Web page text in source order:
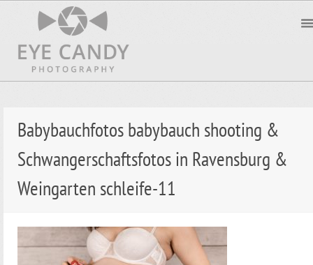
Babybauchfotos babybauch shooting &
Schwangerschaftsfotos in Ravensburg &
Weingarten schleife-11